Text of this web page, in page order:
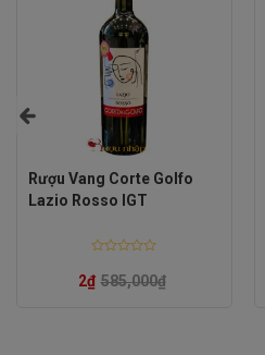
Rượu Vang Corte Golfo
Lazio Rosso IGT
0
out
585,000₫
2₫